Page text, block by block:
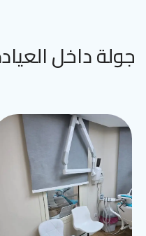
جولة داخل